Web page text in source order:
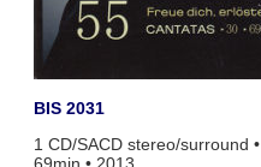
BIS 2031
1 CD/SACD stereo/surround •